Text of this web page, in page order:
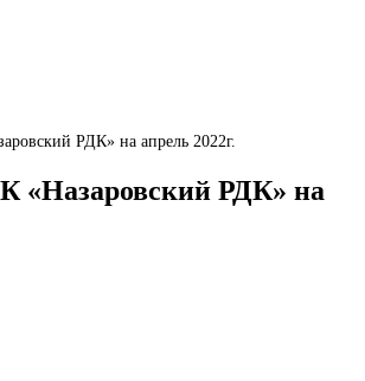
РДК» на апрель 2022г.
РДК» на